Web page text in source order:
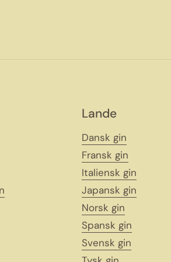
Lande
Dansk gin
Fransk gin
Italiensk gin
Japansk gin
Norsk gin
Spansk gin
Svensk gin